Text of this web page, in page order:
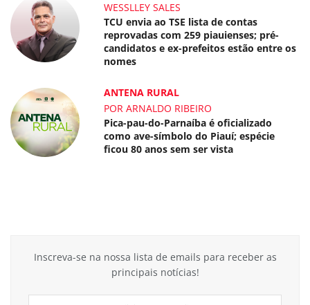
WESSLLEY SALES
TCU envia ao TSE lista de contas
reprovadas com 259 piauienses; pré-
candidatos e ex-prefeitos estão entre os
nomes
ANTENA RURAL
POR ARNALDO RIBEIRO
Pica-pau-do-Parnaíba é oficializado
como ave-símbolo do Piauí; espécie
ficou 80 anos sem ser vista
Inscreva-se na nossa lista de emails para receber as
principais notícias!